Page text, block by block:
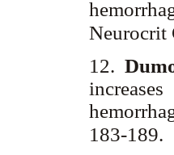
Neurocrit
12.
183-189.